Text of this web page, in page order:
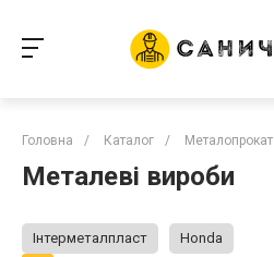
Головна / Каталог / Металопрокат
Металеві вироби
Інтерметалпласт Honda